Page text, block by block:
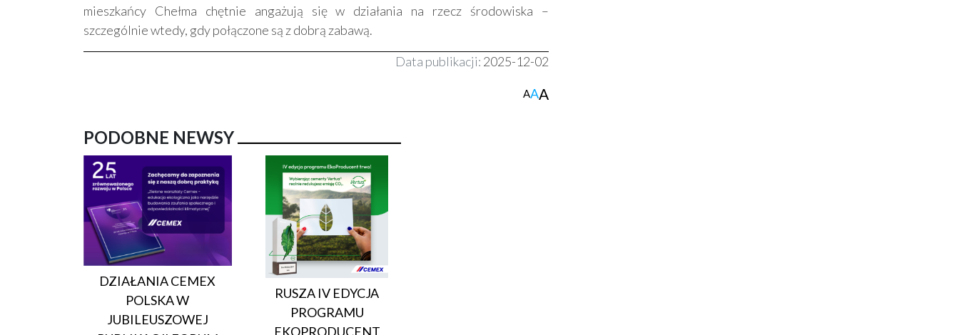
mieszkańcy Chełma chętnie angażują się w działania na rzecz środowiska –
szczególnie wtedy, gdy połączone są z dobrą zabawą.
Data publikacji: 2025-12-02
AAA
PODOBNE NEWSY
DZIAŁANIA CEMEX
POLSKA W
JUBILEUSZOWEJ
RUSZA IV EDYCJA
PROGRAMU
EKOPRODUCENT